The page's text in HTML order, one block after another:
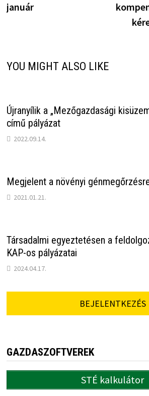
január
YOU MIGHT ALSO LIKE
Újranyílik a „Mezőgazdasági
című pályázat
2022.09.14.
Megjelent a növényi
2021.01.21.
Társadalmi egyeztetésen a
KAP-os pályázatai
2024.04.17.
BEJELENTKEZÉS
GAZDASZOFTVEREK
STÉ kalkulátor